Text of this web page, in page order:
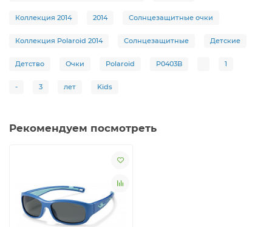
Коллекция 2014 2014 Солнцезащитные очки
Коллекция Polaroid 2014 Солнцезащитные Детские
Детство Очки Polaroid P0403B 1
- 3 лет Kids
Рекомендуем посмотреть